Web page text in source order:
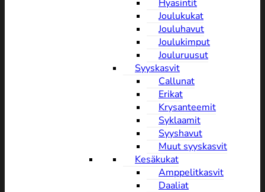
Hyasintit
Joulukukat
Jouluhavut
Joulukimput
Jouluruusut
Syyskasvit
Callunat
Erikat
Krysanteemit
Syklaamit
Syyshavut
Muut syyskasvit
Kesäkukat
Amppelitkasvit
Daaliat